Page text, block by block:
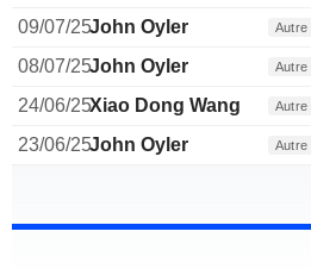
09/07/25John Oyler Autre
08/07/25John Oyler Autre
24/06/25Xiao Dong Wang Autre
23/06/25John Oyler Autre